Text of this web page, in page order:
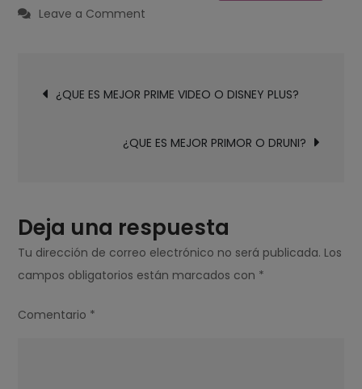
Leave a Comment
PRIME
PARAMOUNT?
de¿QUE ES MEJOR PRIME VIDEO O DISNEY PLUS?
¿QUE ES MEJOR PRIMOR O DRUNI?
Deja una respuesta
Tu dirección de correo electrónico no será publicada. Los
campos obligatorios están marcados con *
Comentario *